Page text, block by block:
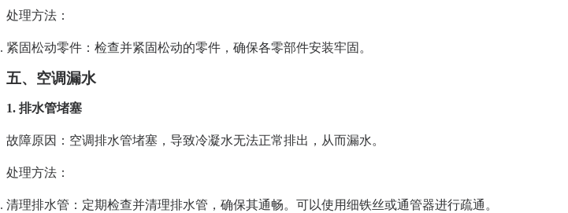
处理方法 ：
紧固松动零件 ：检查并紧固松动的零件，确保各零部件安装牢固。
五、空调漏水
1. 排水管堵塞
故障原因 ：空调排水管堵塞，导致冷凝水无法正常排出，从而漏水。
处理方法 ：
清理排水管 ：定期检查并清理排水管，确保其通畅。可以使用细铁丝或通管器进行疏通。